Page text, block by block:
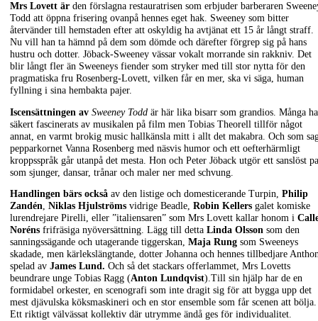
Mrs Lovett är den förslagna restauratrisen som erbjuder barberaren
Todd att öppna frisering ovanpå hennes eget hak. Sweeney som bitter
återvänder till hemstaden efter att oskyldig ha avtjänat ett 15 år långt straff.
Nu vill han ta hämnd på dem som dömde och därefter förgrep sig på hans
hustru och dotter. Jöback-Sweeney vässar vokalt morrande sin rakkniv. Det
blir långt fler än Sweeneys fiender som stryker med till stor nytta för den
pragmatiska fru Rosenberg-Lovett, vilken får en mer, ska vi säga, human
fyllning i sina hembakta pajer.
Iscensättningen av Sweeney Todd är här lika bisarr som grandios. Många
säkert fascinerats av musikalen på film men Tobias Theorell tillför något
annat, en varmt brokig music hallkänsla mitt i allt det makabra. Och som
pepparkornet Vanna Rosenberg med näsvis humor och ett oefterhärmligt
kroppsspråk går utanpå det mesta. Hon och Peter Jöback utgör ett sanslöst
som sjunger, dansar, trånar och maler ner med schvung.
Handlingen bärs också av den listige och domesticerande Turpin, Philip
Zandén, Niklas Hjulströms vidrige Beadle, Robin Kellers galet komiske
lurendrejare Pirelli, eller ”italiensaren” som Mrs Lovett kallar honom i
Noréns frifräsiga nyöversättning. Lägg till detta Linda Olsson som den
sanningssägande och utagerande tiggerskan, Maja Rung som Sweeneys
skadade, men kärlekslängtande, dotter Johanna och hennes tillbedjare
spelad av James Lund. Och så det stackars offerlammet, Mrs Lovetts
beundrare unge Tobias Ragg (Anton Lundqvist).Till sin hjälp har de en
formidabel orkester, en scenografi som inte dragit sig för att bygga upp det
mest djävulska köksmaskineri och en stor ensemble som får scenen att bölja.
Ett riktigt välvässat kollektiv där utrymme ändå ges för individualitet.